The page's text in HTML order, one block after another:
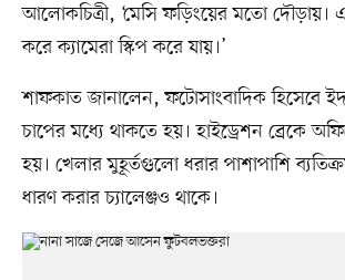
আলোকচিত্রী, ‘মেসি ফড়িংয়ের মতো দৌড়ায়।
করে ক্যামেরা স্কিপ করে যায়।’
শাফকাত জানালেন, ফটোসাংবাদিক হিসেবে
চাপের মধ্যে থাকতে হয়। হাইড্রেশন ব্রেকে
হয়। খেলার মুহূর্তগুলো ধরার পাশাপাশি
ধারণ করার চ্যালেঞ্জও থাকে।